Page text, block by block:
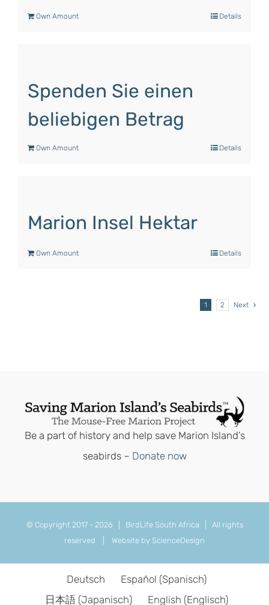
Own Amount Details
Spenden Sie einen
beliebigen Betrag
Own Amount Details
Marion Insel Hektar
Own Amount Details
1 2 Next
Be a part of history and help save Marion Island’s
seabirds – Donate now
© Copyright 2017 - 2026 | BirdLife South Africa | All rights
reserved |
Website by ScienceDesign
Deutsch Español (Spanisch)
日本語(Japanisch) English (Englisch)